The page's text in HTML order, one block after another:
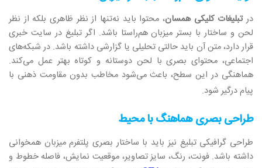
درتبلیغات کلیکی همسان، محتوا باید نه‌تنها از نظر ظاهری بلکه از نظر
لحن و ساختار با بستر میزبان هم‌راستا باشد. اگر تبلیغ در سایت خبری
قرار دارد، متن آن باید حالتی تحلیلی یا گزارشی داشته باشد. در شبکه‌های
اجتماعی، محتوای بصری با لحن دوستانه و کوتاه بهتر عمل می‌کند.
هماهنگی در این سطح، باعث می‌شود مخاطب بدون مقاومت ذهنی با
پیام درگیر شود.
طراحی بصری هماهنگ با محیط
طراحی گرافیکی تبلیغ نیز باید با ساختار بصری پلتفرم میزبان همخوانی
داشته باشد. فونت، رنگ، سایز تصاویر، موقعیت نمایش، فاصله خطوط و